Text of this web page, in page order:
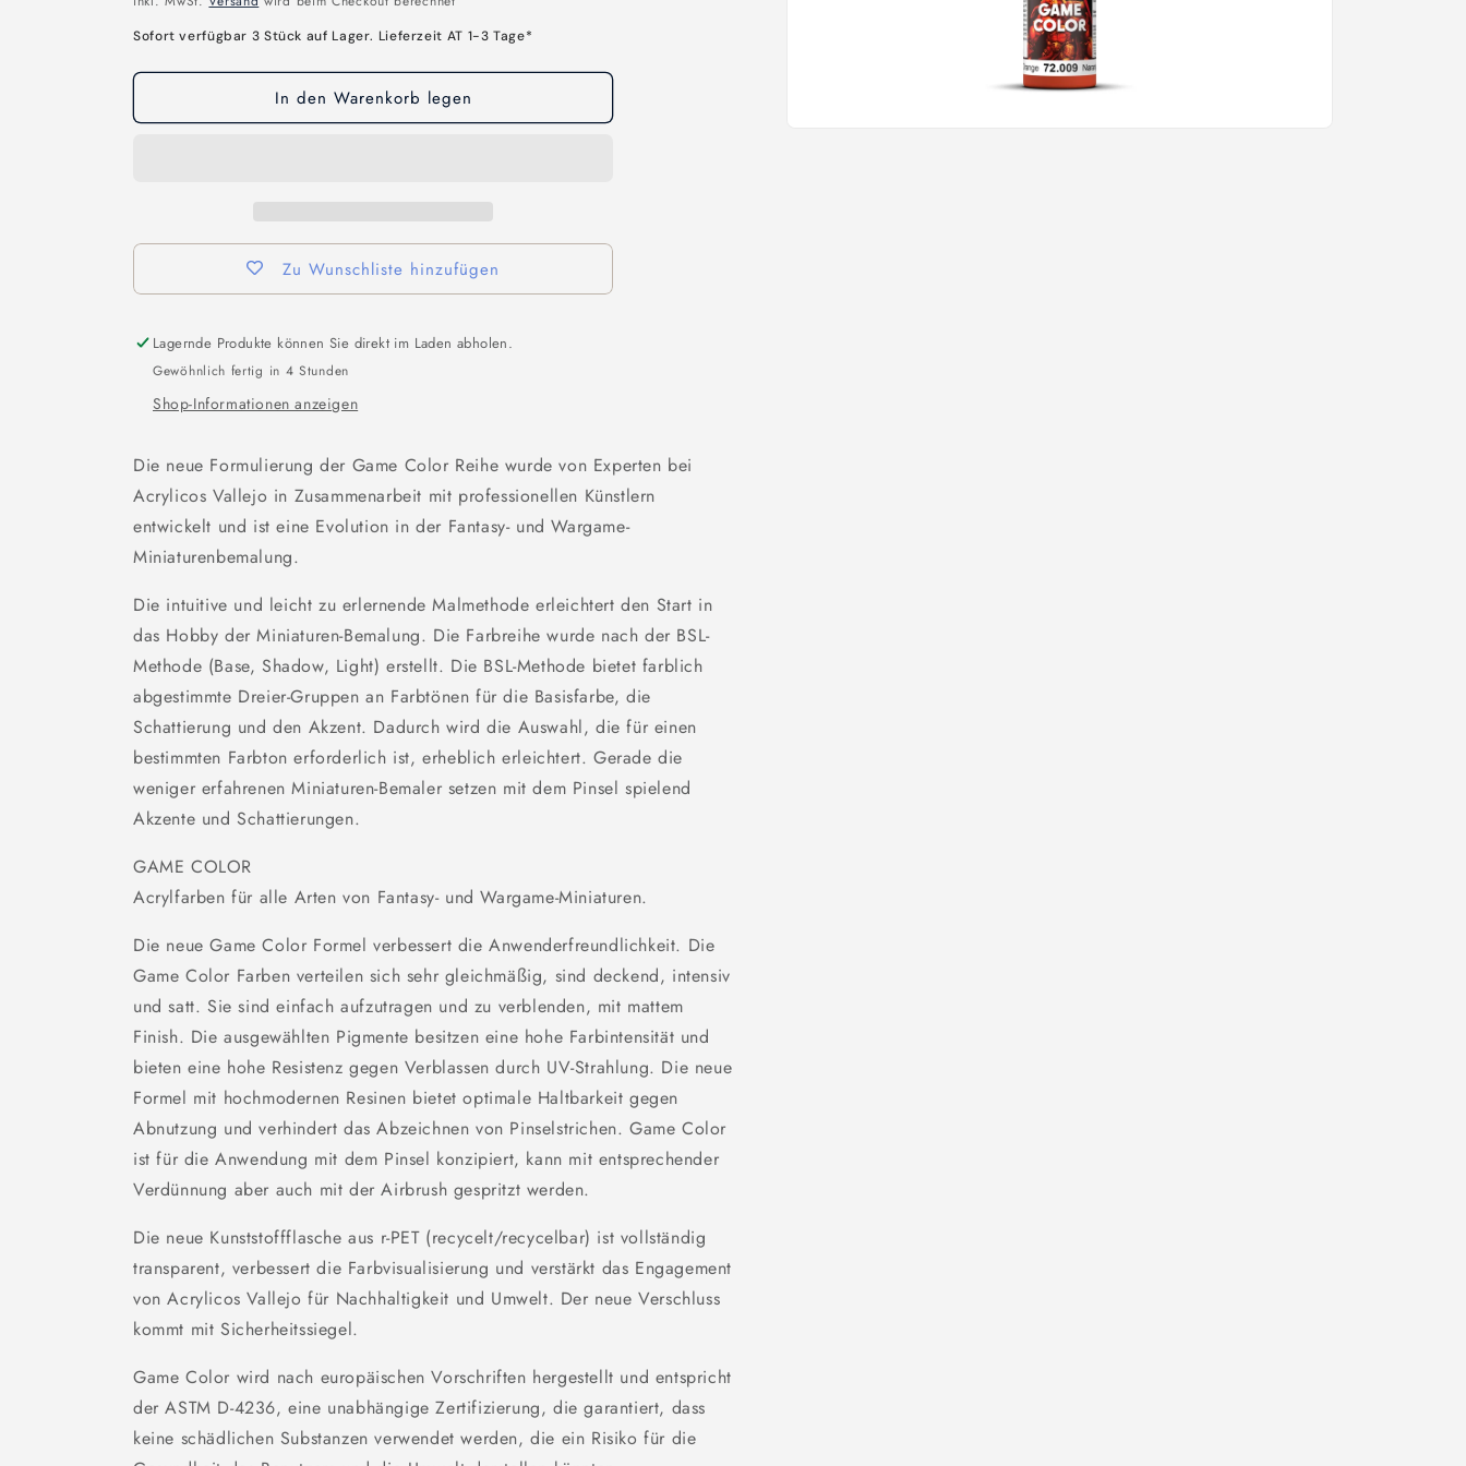
Sofort verfügbar 3 Stück auf Lager. Lieferzeit AT 1-3 Tage*
In den Warenkorb legen
Zu Wunschliste hinzufügen
Lagernde Produkte können Sie direkt im Laden abholen.
Gewöhnlich fertig in 4 Stunden
Shop-Informationen anzeigen
Die neue Formulierung der Game Color Reihe wurde von Experten bei
Acrylicos Vallejo in Zusammenarbeit mit professionellen Künstlern
entwickelt und ist eine Evolution in der Fantasy- und Wargame-
Miniaturenbemalung.
Die intuitive und leicht zu erlernende Malmethode erleichtert den Start in
das Hobby der Miniaturen-Bemalung. Die Farbreihe wurde nach der BSL-
Methode (Base, Shadow, Light) erstellt. Die BSL-Methode bietet farblich
abgestimmte Dreier-Gruppen an Farbtönen für die Basisfarbe, die
Schattierung und den Akzent. Dadurch wird die Auswahl, die für einen
bestimmten Farbton erforderlich ist, erheblich erleichtert. Gerade die
weniger erfahrenen Miniaturen-Bemaler setzen mit dem Pinsel spielend
Akzente und Schattierungen.
GAME COLOR
Acrylfarben für alle Arten von Fantasy- und Wargame-Miniaturen.
Die neue Game Color Formel verbessert die Anwenderfreundlichkeit. Die
Game Color Farben verteilen sich sehr gleichmäßig, sind deckend, intensiv
und satt. Sie sind einfach aufzutragen und zu verblenden, mit mattem
Finish. Die ausgewählten Pigmente besitzen eine hohe Farbintensität und
bieten eine hohe Resistenz gegen Verblassen durch UV-Strahlung. Die neue
Formel mit hochmodernen Resinen bietet optimale Haltbarkeit gegen
Abnutzung und verhindert das Abzeichnen von Pinselstrichen. Game Color
ist für die Anwendung mit dem Pinsel konzipiert, kann mit entsprechender
Verdünnung aber auch mit der Airbrush gespritzt werden.
Die neue Kunststoffflasche aus r-PET (recycelt/recycelbar) ist vollständig
transparent, verbessert die Farbvisualisierung und verstärkt das Engagement
von Acrylicos Vallejo für Nachhaltigkeit und Umwelt. Der neue Verschluss
kommt mit Sicherheitssiegel.
Game Color wird nach europäischen Vorschriften hergestellt und entspricht
der ASTM D-4236, eine unabhängige Zertifizierung, die garantiert, dass
keine schädlichen Substanzen verwendet werden, die ein Risiko für die